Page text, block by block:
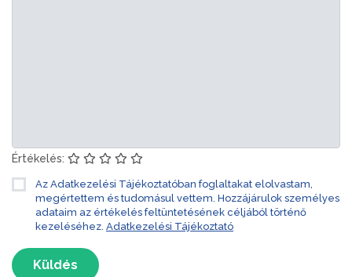
Értékelés:
Az Adatkezelési Tájékoztatóban foglaltakat elolvastam,
megértettem és tudomásul vettem. Hozzájárulok személyes
adataim az értékelés feltüntetésének céljából történő
kezeléséhez. Adatkezelési Tájékoztató
Küldés